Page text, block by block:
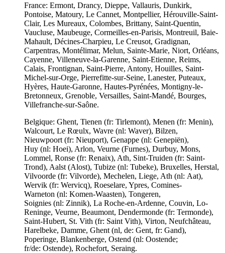
France: Ermont, Drancy, Dieppe, Vallauris, Dunkirk,
Pontoise, Matoury, Le Cannet, Montpellier, Hérouville-Saint-
Clair, Les Mureaux, Colombes, Brittany, Saint-Quentin,
Vaucluse, Maubeuge, Cormeilles-en-Parisis, Montreuil, Baie-
Mahault, Décines-Charpieu, Le Creusot, Gradignan,
Carpentras, Montélimar, Melun, Sainte-Marie, Niort, Orléans,
Cayenne, Villeneuve-la-Garenne, Saint-Etienne, Reims,
Calais, Frontignan, Saint-Pierre, Antony, Houilles, Saint-
Michel-sur-Orge, Pierrefitte-sur-Seine, Lanester, Puteaux,
Hyères, Haute-Garonne, Hautes-Pyrénées, Montigny-le-
Bretonneux, Grenoble, Versailles, Saint-Mandé, Bourges,
Villefranche-sur-Saône.
Belgique: Ghent, Tienen (fr: Tirlemont), Menen (fr: Menin),
Walcourt, Le Rœulx, Wavre (nl: Waver), Bilzen,
Nieuwpoort (fr: Nieuport), Genappe (nl: Genepiën),
Huy (nl: Hoei), Arlon, Veurne (Furnes), Durbuy, Mons,
Lommel, Ronse (fr: Renaix), Ath, Sint-Truiden (fr: Saint-
Trond), Aalst (Alost), Tubize (nl: Tubeke), Bruxelles, Herstal,
Vilvoorde (fr: Vilvorde), Mechelen, Liege, Ath (nl: Aat),
Wervik (fr: Wervicq), Roeselare, Ypres, Comines-
Warneton (nl: Komen-Waasten), Tongeren,
Soignies (nl: Zinnik), La Roche-en-Ardenne, Couvin, Lo-
Reninge, Veurne, Beaumont, Dendermonde (fr: Termonde),
Saint-Hubert, St. Vith (fr: Saint Vith), Virton, Neufchâteau,
Harelbeke, Damme, Ghent (nl, de: Gent, fr: Gand),
Poperinge, Blankenberge, Ostend (nl: Oostende;
fr/de: Ostende), Rochefort, Seraing.